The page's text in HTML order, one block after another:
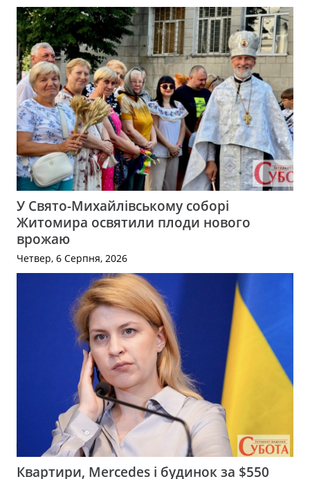
У Свято-Михайлівському соборі
Житомира освятили плоди нового
врожаю
Четвер, 6 Серпня, 2026
Квартири, Mercedes і будинок за $550